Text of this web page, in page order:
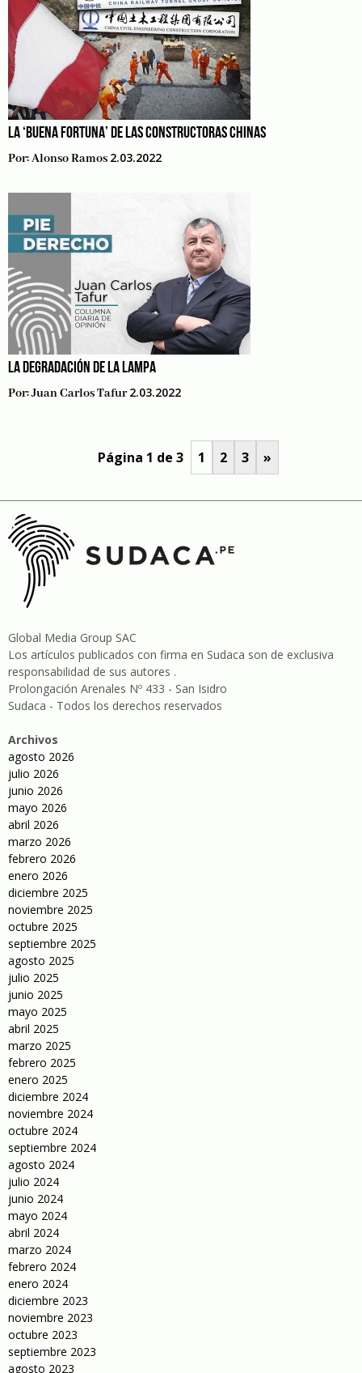
LA ‘BUENA FORTUNA’ DE LAS CONSTRUCTORAS CHINAS
Por:Alonso Ramos 2.03.2022
LA DEGRADACIÓN DE LA LAMPA
Por:Juan Carlos Tafur 2.03.2022
Página 1 de 3 1 2 3 »
Global Media Group SAC
Los artículos publicados con firma en Sudaca son de exclusiva
responsabilidad de sus autores .
Prolongación Arenales Nº 433 - San Isidro
Sudaca - Todos los derechos reservados
Archivos
agosto 2026
julio 2026
junio 2026
mayo 2026
abril 2026
marzo 2026
febrero 2026
enero 2026
diciembre 2025
noviembre 2025
octubre 2025
septiembre 2025
agosto 2025
julio 2025
junio 2025
mayo 2025
abril 2025
marzo 2025
febrero 2025
enero 2025
diciembre 2024
noviembre 2024
octubre 2024
septiembre 2024
agosto 2024
julio 2024
junio 2024
mayo 2024
abril 2024
marzo 2024
febrero 2024
enero 2024
diciembre 2023
noviembre 2023
octubre 2023
septiembre 2023
agosto 2023